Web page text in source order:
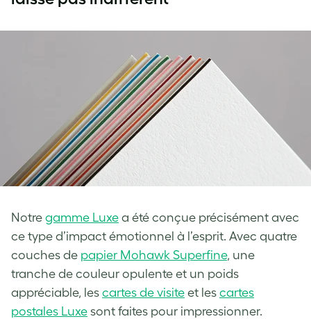
Notre gamme Luxe a été conçue précisément avec
ce type d’impact émotionnel à l’esprit. Avec quatre
couches de papier Mohawk Superfine, une
tranche de couleur opulente et un poids
appréciable, les cartes de visite et les cartes
postales Luxe sont faites pour impressionner.